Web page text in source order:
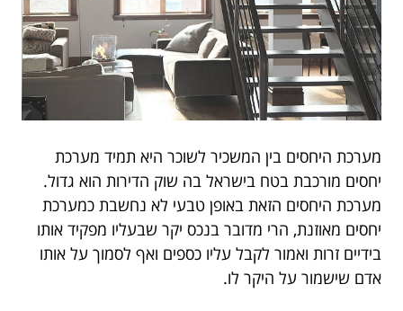
מערכת היחסים בין המשכיר לשוכר היא תמיד מערכת
יחסים מורכבת בטח בישראל בה שוק הדירות הוא גדול.
מערכת היחסים הזאת באופן טבעי לא נחשבת כמערכת
יחסים מאוזנת, הרי מדובר בנכס יקר שבעליו מפקיד אותו
בידיים זרות ואמור לקבל עליו כספים ואף לסמוך על אותו
אדם שישמור על היקר לו.